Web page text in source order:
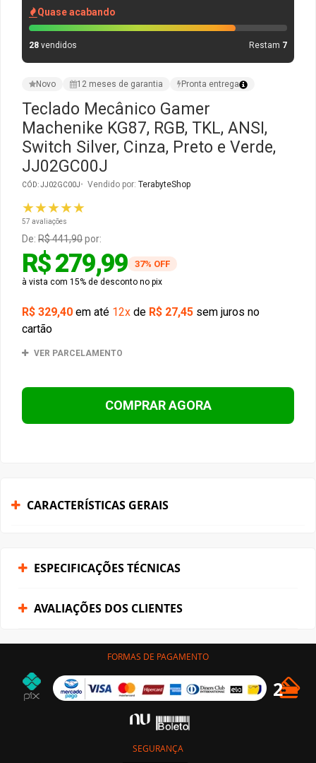
Quase acabando
28 vendidos Restam 7
Novo 12 meses de garantia Pronta entrega
Teclado Mecânico Gamer
Machenike KG87, RGB, TKL, ANSI,
Switch Silver, Cinza, Preto e Verde,
JJ02GC00J
CÓD: JJ02GC00J Vendido por: TerabyteShop
★★★★★
57 avaliações
De: R$ 441,90por:
R$ 279,99 37% OFF
à vista com 15% de desconto no pix
R$ 329,40 em até 12x de R$ 27,45 sem juros no
cartão
VER PARCELAMENTO
COMPRAR AGORA
CARACTERÍSTICAS GERAIS
ESPECIFICAÇÕES TÉCNICAS
AVALIAÇÕES DOS CLIENTES
FORMAS DE PAGAMENTO
SEGURANÇA
Gabinete Liketec
Fonte Thermaltake
Ver Todos